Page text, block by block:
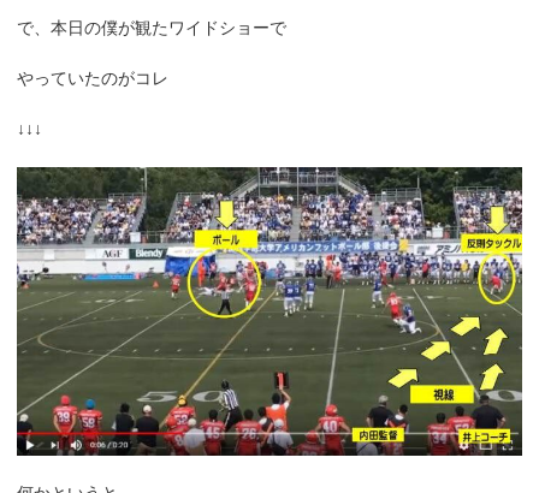
で、本日の僕が観たワイドショーで
やっていたのがコレ
↓↓↓